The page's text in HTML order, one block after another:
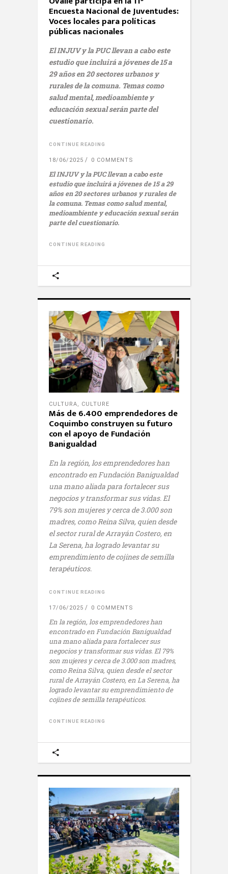
Encuesta Nacional de Juventudes:
Voces locales para políticas
públicas nacionales
El INJUV y la PUC llevan a cabo este
estudio que incluirá a jóvenes de 15 a
29 años en 20 sectores urbanos y
rurales de la comuna. Temas como
salud mental, medioambiente y
educación sexual serán parte del
cuestionario.
CONTINUE READING
18/06/2025 0 COMMENTS
El INJUV y la PUC llevan a cabo este
estudio que incluirá a jóvenes de 15 a 29
años en 20 sectores urbanos y rurales de
la comuna. Temas como salud mental,
medioambiente y educación sexual serán
parte del cuestionario.
CONTINUE READING
CULTURA, CULTURE
Más de 6.400 emprendedores de
Coquimbo construyen su futuro
con el apoyo de Fundación
Banigualdad
En la región, los emprendedores han
encontrado en Fundación Banigualdad
una mano aliada para fortalecer sus
negocios y transformar sus vidas. El
79% son mujeres y cerca de 3.000 son
madres, como Reina Silva, quien desde
el sector rural de Arrayán Costero, en
La Serena, ha logrado levantar su
emprendimiento de cojines de semilla
terapéuticos.
CONTINUE READING
17/06/2025 0 COMMENTS
En la región, los emprendedores han
encontrado en Fundación Banigualdad
una mano aliada para fortalecer sus
negocios y transformar sus vidas. El 79%
son mujeres y cerca de 3.000 son madres,
como Reina Silva, quien desde el sector
rural de Arrayán Costero, en La Serena, ha
logrado levantar su emprendimiento de
cojines de semilla terapéuticos.
CONTINUE READING